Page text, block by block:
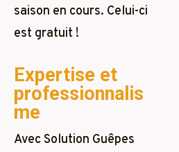
saison en cours. Celui-ci
est gratuit !
Expertise et
professionnalis
me
Avec Solution Guêpes